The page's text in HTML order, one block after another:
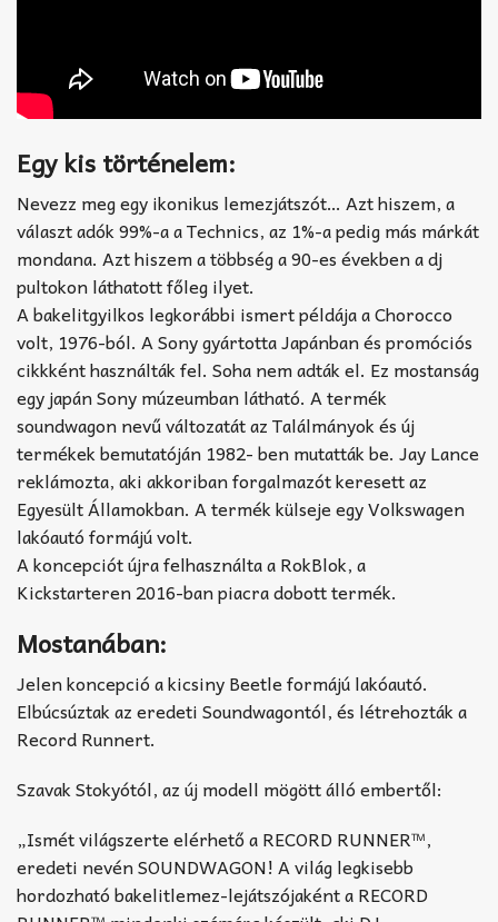
Egy kis történelem:
Nevezz meg egy ikonikus lemezjátszót… Azt hiszem, a
választ adók 99%-a a Technics, az 1%-a pedig más márkát
mondana. Azt hiszem a többség a 90-es években a dj
pultokon láthatott főleg ilyet.
A bakelitgyilkos legkorábbi ismert példája a Chorocco
volt, 1976-ból. A Sony gyártotta Japánban és promóciós
cikkként használták fel. Soha nem adták el. Ez mostanság
egy japán Sony múzeumban látható. A termék
soundwagon nevű változatát az Találmányok és új
termékek bemutatóján 1982- ben mutatták be. Jay Lance
reklámozta, aki akkoriban forgalmazót keresett az
Egyesült Államokban. A termék külseje egy Volkswagen
lakóautó formájú volt.
A koncepciót újra felhasználta a RokBlok, a
Kickstarteren 2016-ban piacra dobott termék.
Mostanában:
Jelen koncepció a kicsiny Beetle formájú lakóautó.
Elbúcsúztak az eredeti Soundwagontól, és létrehozták a
Record Runnert.
Szavak Stokyótól, az új modell mögött álló embertől:
„Ismét világszerte elérhető a RECORD RUNNER™,
eredeti nevén SOUNDWAGON! A világ legkisebb
hordozható bakelitlemez-lejátszójaként a RECORD